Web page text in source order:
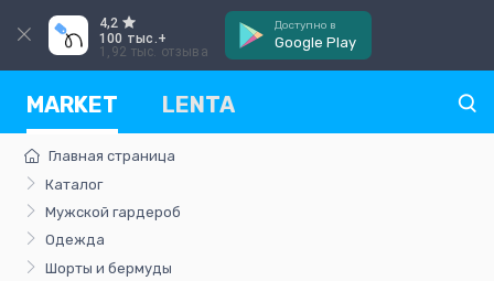
4,2
100 тыс.+
1,92 тыс. отзыва
Доступно в
Google Play
MARKET LENTA
Главная страница
Каталог
Мужской гардероб
Одежда
Шорты и бермуды